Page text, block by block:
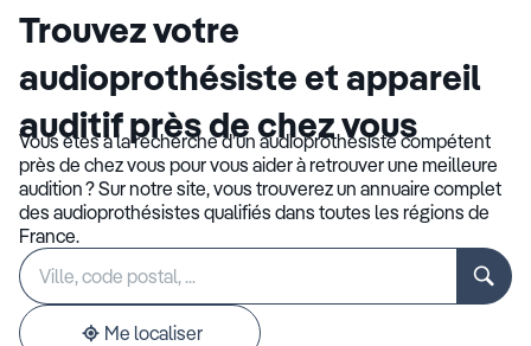
Trouvez votre
audioprothésiste et appareil
auditif près de chez vous
Vous êtes à la recherche d’un audioprothésiste compétent
près de chez vous pour vous aider à retrouver une meilleure
audition ? Sur notre site, vous trouverez un annuaire complet
des audioprothésistes qualifiés dans toutes les régions de
France.
Rechercher
établissement
Veuillez
renseigner
une
adresse
Me localiser